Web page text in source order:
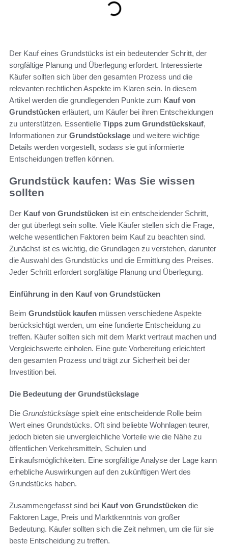
Der Kauf eines Grundstücks ist ein bedeutender Schritt, der
sorgfältige Planung und Überlegung erfordert. Interessierte
Käufer sollten sich über den gesamten Prozess und die
relevanten rechtlichen Aspekte im Klaren sein. In diesem
Artikel werden die grundlegenden Punkte zum Kauf von
Grundstücken erläutert, um Käufer bei ihren Entscheidungen
zu unterstützen. Essentielle Tipps zum Grundstückskauf,
Informationen zur Grundstückslage und weitere wichtige
Details werden vorgestellt, sodass sie gut informierte
Entscheidungen treffen können.
Grundstück kaufen: Was Sie wissen
sollten
Der Kauf von Grundstücken ist ein entscheidender Schritt,
der gut überlegt sein sollte. Viele Käufer stellen sich die Frage,
welche wesentlichen Faktoren beim Kauf zu beachten sind.
Zunächst ist es wichtig, die Grundlagen zu verstehen, darunter
die Auswahl des Grundstücks und die Ermittlung des Preises.
Jeder Schritt erfordert sorgfältige Planung und Überlegung.
Einführung in den Kauf von Grundstücken
Beim Grundstück kaufen müssen verschiedene Aspekte
berücksichtigt werden, um eine fundierte Entscheidung zu
treffen. Käufer sollten sich mit dem Markt vertraut machen und
Vergleichswerte einholen. Eine gute Vorbereitung erleichtert
den gesamten Prozess und trägt zur Sicherheit bei der
Investition bei.
Die Bedeutung der Grundstückslage
Die Grundstückslage spielt eine entscheidende Rolle beim
Wert eines Grundstücks. Oft sind beliebte Wohnlagen teurer,
jedoch bieten sie unvergleichliche Vorteile wie die Nähe zu
öffentlichen Verkehrsmitteln, Schulen und
Einkaufsmöglichkeiten. Eine sorgfältige Analyse der Lage kann
erhebliche Auswirkungen auf den zukünftigen Wert des
Grundstücks haben.
Zusammengefasst sind bei Kauf von Grundstücken die
Faktoren Lage, Preis und Marktkenntnis von großer
Bedeutung. Käufer sollten sich die Zeit nehmen, um die für sie
beste Entscheidung zu treffen.